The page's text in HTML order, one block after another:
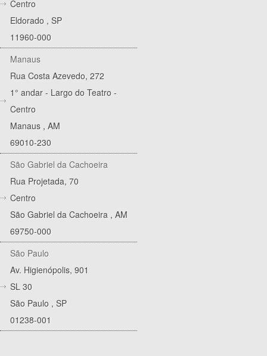
Centro
Eldorado , SP
11960-000
Manaus
Rua Costa Azevedo, 272
1° andar - Largo do Teatro -
Centro
Manaus , AM
69010-230
São Gabriel da Cachoeira
Rua Projetada, 70
Centro
São Gabriel da Cachoeira , AM
69750-000
São Paulo
Av. Higienópolis, 901
SL 30
São Paulo , SP
01238-001